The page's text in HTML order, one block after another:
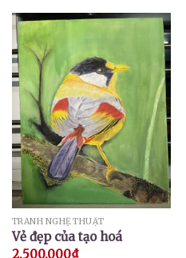
TRANH NGHỆ THUẬT
Vẻ đẹp của tạo hoá
2.500.000₫